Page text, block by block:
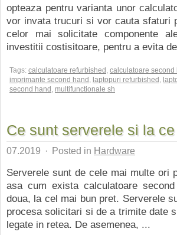
opteaza pentru varianta unor
vor invata trucuri si vor cauta sfaturi
celor mai solicitate componente
investitii costisitoare, pentru a evita
Tags: calculatoare refurbished , calculatoare second
imprimante second hand , laptopuri refurbished ,
second hand , multifunctionale sh
Ce sunt serverele si la
07.2019 · Posted in Hardware
Serverele sunt de cele mai multe ori
asa cum exista calculatoare
doua, la cel mai bun pret. Serverele
procesa solicitari si de a trimite date
legate in retea. De asemenea, ...